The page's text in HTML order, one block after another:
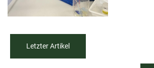
Letzter Artikel